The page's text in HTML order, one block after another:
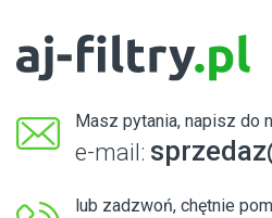
Masz pytania, napisz do
e-mail:
lub zadzwoń, chętnie